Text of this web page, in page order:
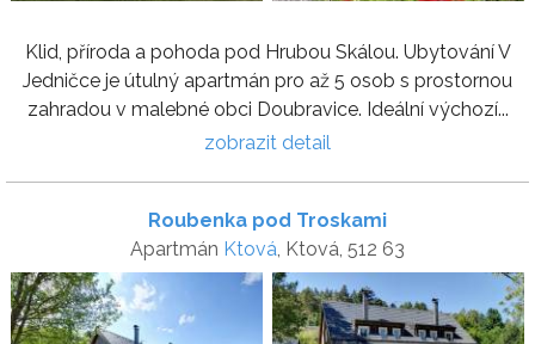
Klid, příroda a pohoda pod Hrubou Skálou. Ubytování V
Jedničce je útulný apartmán pro až 5 osob s prostornou
zahradou v malebné obci Doubravice. Ideální výchozí...
zobrazit detail
Roubenka pod Troskami
Apartmán Ktová , Ktová, 512 63